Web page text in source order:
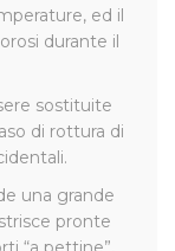
ed il
durante il
sostituite
di rottura di
una grande
pronte